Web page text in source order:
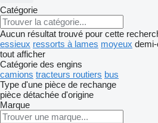
Catégorie
Aucun résultat trouvé pour cette
essieux ressorts à lames moyeux
tout afficher
Catégorie des engins
camions tracteurs routiers bus
Type d'une pièce de rechange
pièce détachée d'origine
Marque